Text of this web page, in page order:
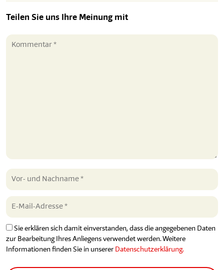
Teilen Sie uns Ihre Meinung mit
Sie erklären sich damit einverstanden, dass die angegebenen Daten
zur Bearbeitung Ihres Anliegens verwendet werden. Weitere
Informationen finden Sie in unserer Datenschutzerklärung.